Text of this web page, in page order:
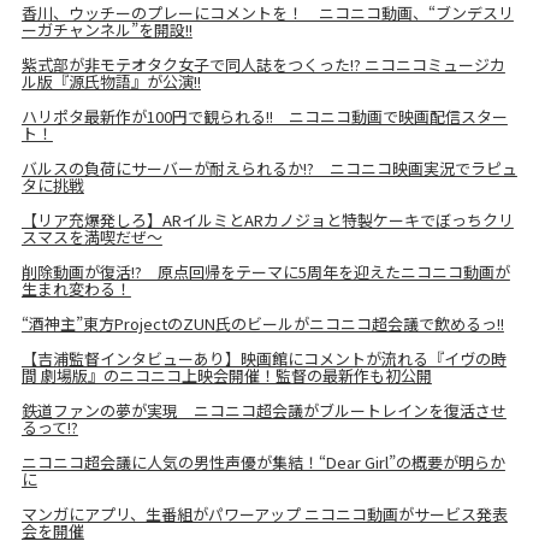
香川、ウッチーのプレーにコメントを！ ニコニコ動画、“ブンデスリ
ーガチャンネル”を開設!!
紫式部が非モテオタク女子で同人誌をつくった!? ニコニコミュージカ
ル版『源氏物語』が公演!!
ハリポタ最新作が100円で観られる!! ニコニコ動画で映画配信スター
ト！
バルスの負荷にサーバーが耐えられるか!? ニコニコ映画実況でラピュ
タに挑戦
【リア充爆発しろ】ARイルミとARカノジョと特製ケーキでぼっちクリ
スマスを満喫だぜ～
削除動画が復活!? 原点回帰をテーマに5周年を迎えたニコニコ動画が
生まれ変わる！
“酒神主”東方ProjectのZUN氏のビールがニコニコ超会議で飲めるっ!!
【吉浦監督インタビューあり】映画館にコメントが流れる『イヴの時
間 劇場版』のニコニコ上映会開催！監督の最新作も初公開
鉄道ファンの夢が実現 ニコニコ超会議がブルートレインを復活させ
るって!?
ニコニコ超会議に人気の男性声優が集結！“Dear Girl”の概要が明らか
に
マンガにアプリ、生番組がパワーアップ ニコニコ動画がサービス発表
会を開催